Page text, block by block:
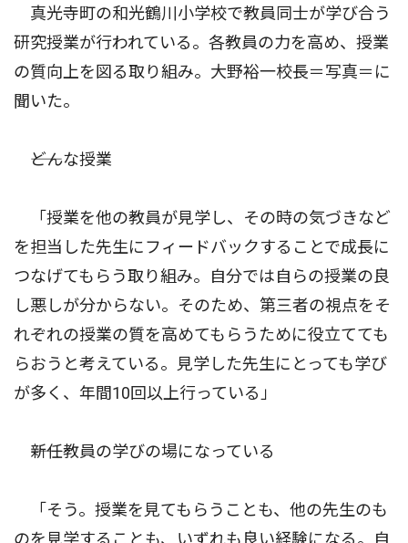
真光寺町の和光鶴川小学校で教員同士が学び合う
研究授業が行われている。各教員の力を高め、授業
の質向上を図る取り組み。大野裕一校長＝写真＝に
聞いた。
――どんな授業
「授業を他の教員が見学し、その時の気づきなど
を担当した先生にフィードバックすることで成長に
つなげてもらう取り組み。自分では自らの授業の良
し悪しが分からない。そのため、第三者の視点をそ
れぞれの授業の質を高めてもらうために役立てても
らおうと考えている。見学した先生にとっても学び
が多く、年間10回以上行っている」
――新任教員の学びの場になっている
「そう。授業を見てもらうことも、他の先生のも
のを見学することも、いずれも良い経験になる。自